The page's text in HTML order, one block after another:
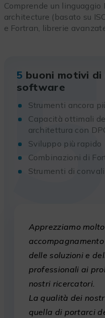
Comprende un
architecture (basato su
e Fortran, librerie
5 buoni motivi
software
Strumenti ancora
Capacità ottimali
architettura con
Sviluppo più rapido
Combinazioni di
Strumenti di
Apprezziamo
delle soluzioni e
professionali ai
nostri ricercatori.
La qualità dei
quella di portarci